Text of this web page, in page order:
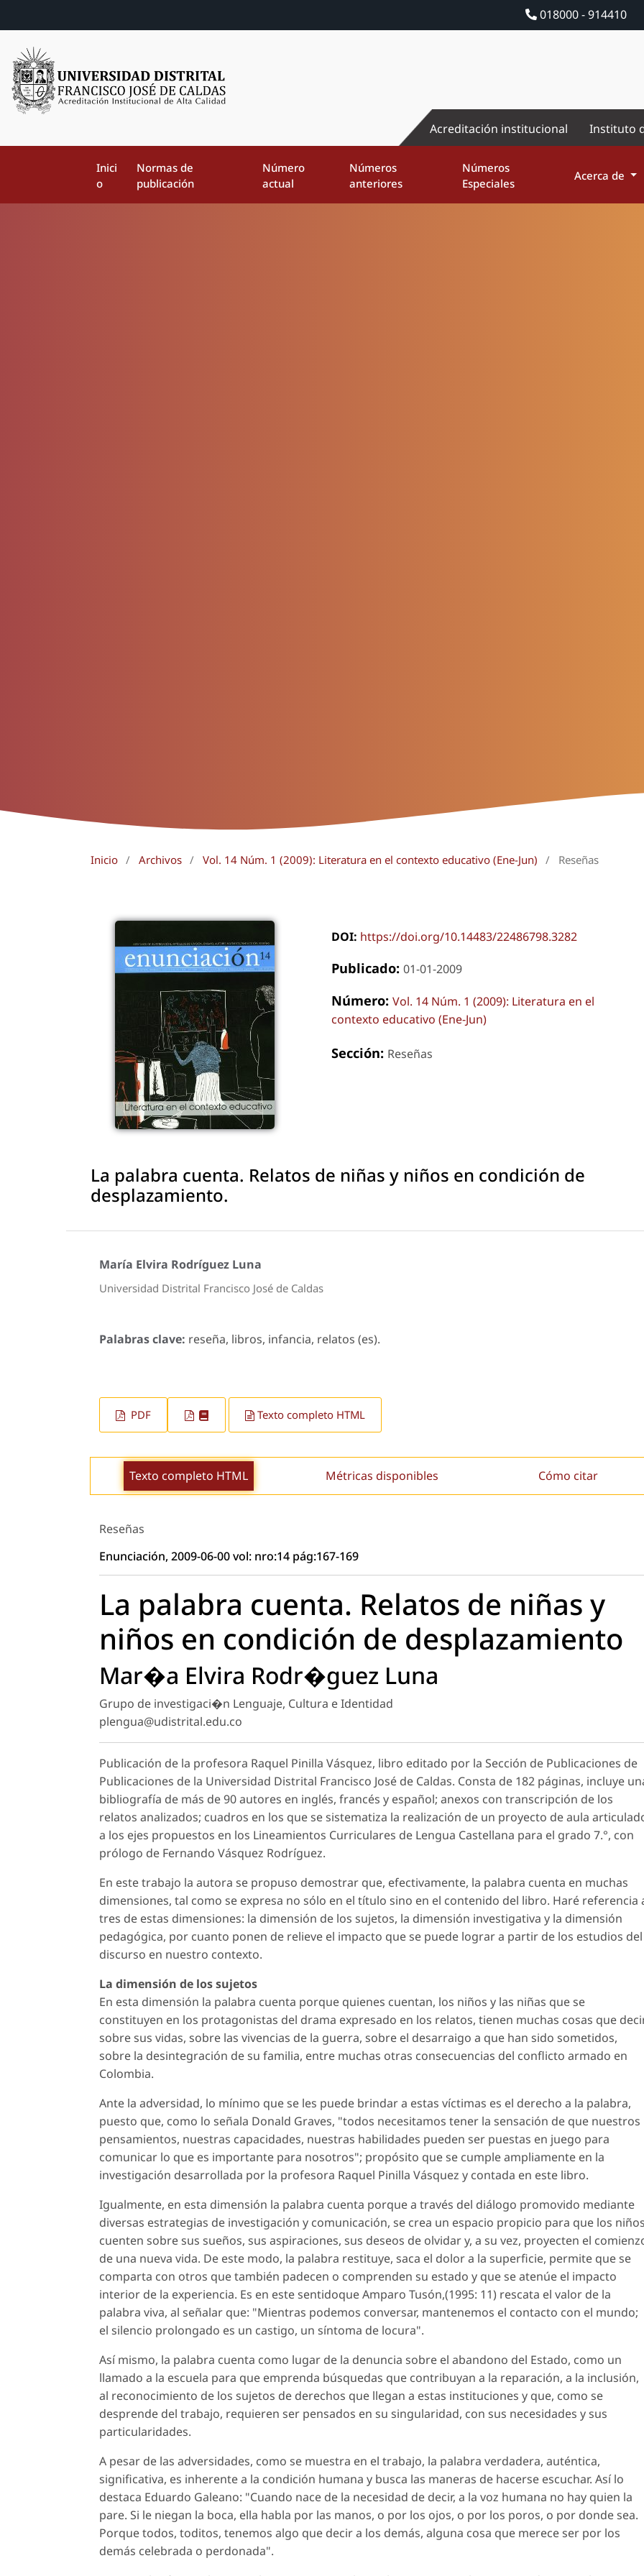
018000 - 914410
Acreditación institucional Instituto
Inici
o
Normas de
publicación
Número
actual
Números
anteriores
Números
Especiales
Acerca de
Inicio / Archivos / Vol. 14 Núm. 1 (2009): Literatura en el contexto educativo (Ene-Jun) / Reseñas
DOI: https://doi.org/10.14483/22486798.3282
Publicado: 01-01-2009
Número: Vol. 14 Núm. 1 (2009): Literatura en el
contexto educativo (Ene-Jun)
Sección: Reseñas
La palabra cuenta. Relatos de niñas y niños en condición de
desplazamiento.
María Elvira Rodríguez Luna
Universidad Distrital Francisco José de Caldas
Palabras clave: reseña, libros, infancia, relatos (es).
PDF Texto completo HTML
Texto completo HTML Métricas disponibles Cómo citar
Reseñas
Enunciación, 2009-06-00 vol: nro:14 pág:167-169
La palabra cuenta. Relatos de niñas y
niños en condición de desplazamiento
Mar�a Elvira Rodr�guez Luna
Grupo de investigaci�n Lenguaje, Cultura e Identidad
plengua@udistrital.edu.co
Publicación de la profesora Raquel Pinilla Vásquez, libro editado por la Sección de Publicaciones de
Publicaciones de la Universidad Distrital Francisco José de Caldas. Consta de 182 páginas, incluye
bibliografía de más de 90 autores en inglés, francés y español; anexos con transcripción de los
relatos analizados; cuadros en los que se sistematiza la realización de un proyecto de aula
a los ejes propuestos en los Lineamientos Curriculares de Lengua Castellana para el grado 7.°, con
prólogo de Fernando Vásquez Rodríguez.
En este trabajo la autora se propuso demostrar que, efectivamente, la palabra cuenta en muchas
dimensiones, tal como se expresa no sólo en el título sino en el contenido del libro. Haré referencia
tres de estas dimensiones: la dimensión de los sujetos, la dimensión investigativa y la dimensión
pedagógica, por cuanto ponen de relieve el impacto que se puede lograr a partir de los estudios del
discurso en nuestro contexto.
La dimensión de los sujetos
En esta dimensión la palabra cuenta porque quienes cuentan, los niños y las niñas que se
constituyen en los protagonistas del drama expresado en los relatos, tienen muchas cosas que
sobre sus vidas, sobre las vivencias de la guerra, sobre el desarraigo a que han sido sometidos,
sobre la desintegración de su familia, entre muchas otras consecuencias del conflicto armado en
Colombia.
Ante la adversidad, lo mínimo que se les puede brindar a estas víctimas es el derecho a la palabra,
puesto que, como lo señala Donald Graves, "todos necesitamos tener la sensación de que nuestros
pensamientos, nuestras capacidades, nuestras habilidades pueden ser puestas en juego para
comunicar lo que es importante para nosotros"; propósito que se cumple ampliamente en la
investigación desarrollada por la profesora Raquel Pinilla Vásquez y contada en este libro.
Igualmente, en esta dimensión la palabra cuenta porque a través del diálogo promovido mediante
diversas estrategias de investigación y comunicación, se crea un espacio propicio para que los niños
cuenten sobre sus sueños, sus aspiraciones, sus deseos de olvidar y, a su vez, proyecten el
de una nueva vida. De este modo, la palabra restituye, saca el dolor a la superficie, permite que se
comparta con otros que también padecen o comprenden su estado y que se atenúe el impacto
interior de la experiencia. Es en este sentidoque Amparo Tusón,(1995: 11) rescata el valor de la
palabra viva, al señalar que: "Mientras podemos conversar, mantenemos el contacto con el mundo;
el silencio prolongado es un castigo, un síntoma de locura".
Así mismo, la palabra cuenta como lugar de la denuncia sobre el abandono del Estado, como un
llamado a la escuela para que emprenda búsquedas que contribuyan a la reparación, a la inclusión,
al reconocimiento de los sujetos de derechos que llegan a estas instituciones y que, como se
desprende del trabajo, requieren ser pensados en su singularidad, con sus necesidades y sus
particularidades.
A pesar de las adversidades, como se muestra en el trabajo, la palabra verdadera, auténtica,
significativa, es inherente a la condición humana y busca las maneras de hacerse escuchar. Así lo
destaca Eduardo Galeano: "Cuando nace de la necesidad de decir, a la voz humana no hay quien la
pare. Si le niegan la boca, ella habla por las manos, o por los ojos, o por los poros, o por donde sea.
Porque todos, toditos, tenemos algo que decir a los demás, alguna cosa que merece ser por los
demás celebrada o perdonada".